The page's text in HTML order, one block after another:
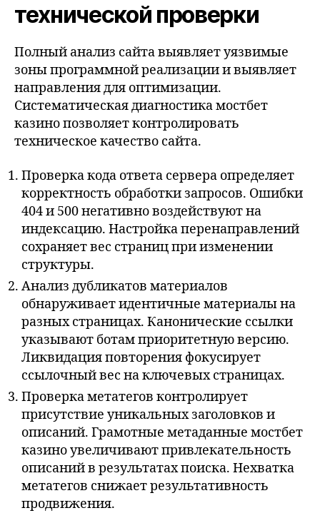
технической проверки
Полный анализ сайта выявляет уязвимые
зоны программной реализации и выявляет
направления для оптимизации.
Систематическая диагностика мостбет
казино позволяет контролировать
техническое качество сайта.
Проверка кода ответа сервера определяет
корректность обработки запросов. Ошибки
404 и 500 негативно воздействуют на
индексацию. Настройка перенаправлений
сохраняет вес страниц при изменении
структуры.
Анализ дубликатов материалов
обнаруживает идентичные материалы на
разных страницах. Канонические ссылки
указывают ботам приоритетную версию.
Ликвидация повторения фокусирует
ссылочный вес на ключевых страницах.
Проверка метатегов контролирует
присутствие уникальных заголовков и
описаний. Грамотные метаданные мостбет
казино увеличивают привлекательность
описаний в результатах поиска. Нехватка
метатегов снижает результативность
продвижения.